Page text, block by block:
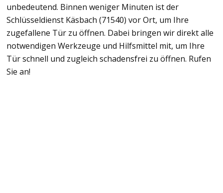
unbedeutend. Binnen weniger Minuten ist der
Schlüsseldienst Käsbach (71540) vor Ort, um Ihre
zugefallene Tür zu öffnen. Dabei bringen wir direkt alle
notwendigen Werkzeuge und Hilfsmittel mit, um Ihre
Tür schnell und zugleich schadensfrei zu öffnen. Rufen
Sie an!